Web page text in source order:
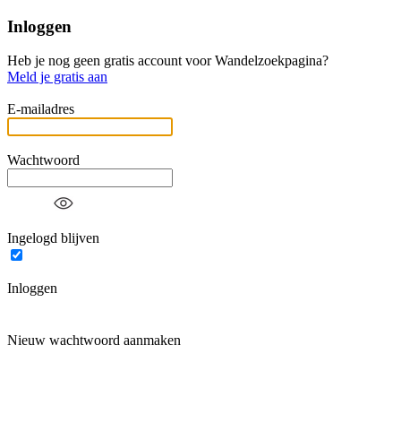
Inloggen
Heb je nog geen gratis account voor Wandelzoekpagina?
Meld je gratis aan
E-mailadres
Wachtwoord
Ingelogd blijven
Inloggen
Nieuw wachtwoord aanmaken